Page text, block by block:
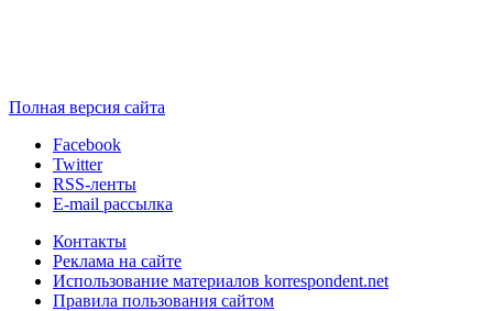
Полная версия сайта
Facebook
Twitter
RSS-ленты
E-mail рассылка
Контакты
Реклама на сайте
Использование материалов korrespondent.net
Правила пользования сайтом